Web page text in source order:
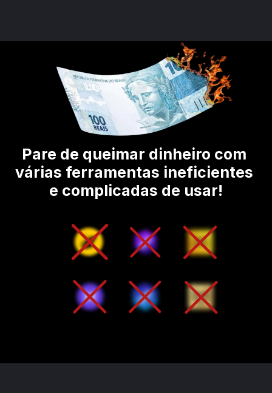
Pare de queimar dinheiro com
várias ferramentas ineficientes
e complicadas de usar!